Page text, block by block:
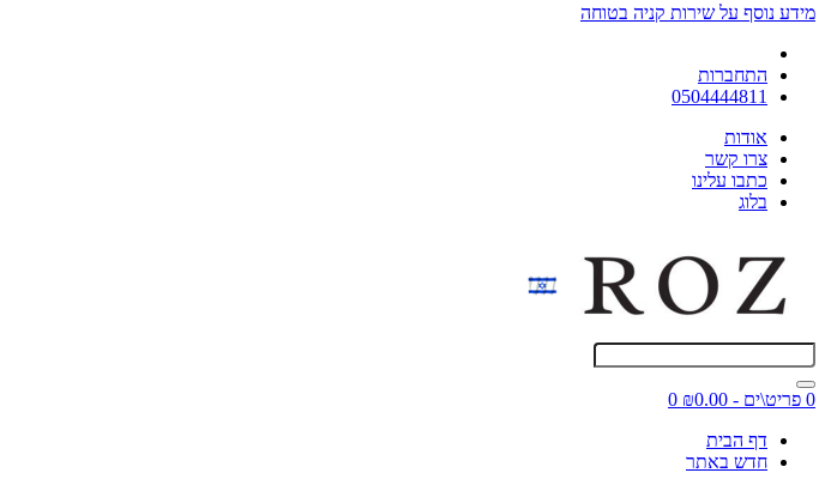
מידע נוסף על שירות קניה בטוחה
התחברות
0504444811
אודות
צרו קשר
כתבו עלינו
בלוג
0 פריט\ים - ₪0.00
0
דף הבית
חדש באתר